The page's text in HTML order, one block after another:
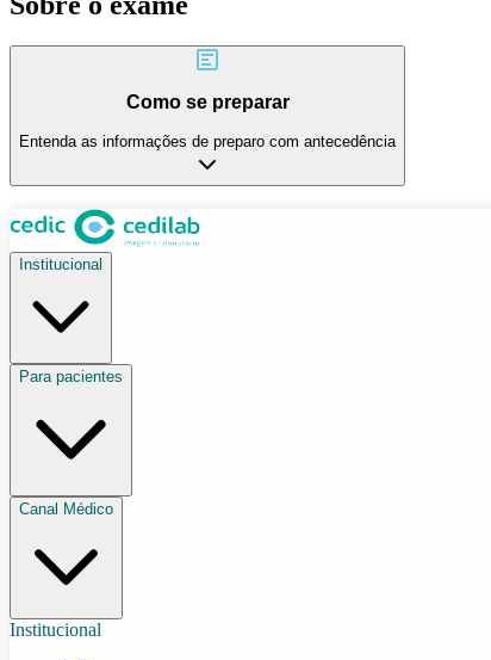
Como se preparar
Entenda as informações de preparo com antecedência
Institucional
Para pacientes
Canal Médico
Institucional